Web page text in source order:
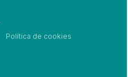
Política de cookies